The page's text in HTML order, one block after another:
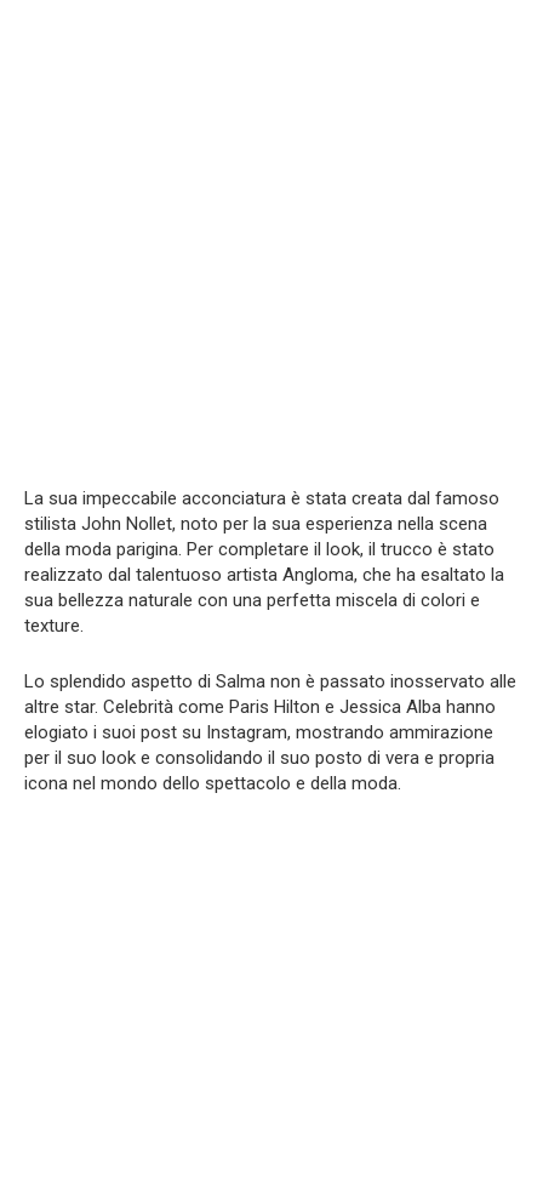
La sua impeccabile acconciatura è stata creata dal famoso
stilista John Nollet, noto per la sua esperienza nella scena
della moda parigina. Per completare il look, il trucco è stato
realizzato dal talentuoso artista Angloma, che ha esaltato la
sua bellezza naturale con una perfetta miscela di colori e
texture.
Lo splendido aspetto di Salma non è passato inosservato alle
altre star. Celebrità come Paris Hilton e Jessica Alba hanno
elogiato i suoi post su Instagram, mostrando ammirazione
per il suo look e consolidando il suo posto di vera e propria
icona nel mondo dello spettacolo e della moda.